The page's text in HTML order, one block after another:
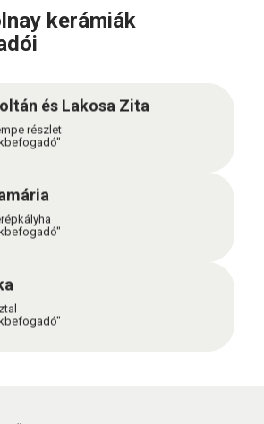
kerámiák
és Lakosa Zita
részlet